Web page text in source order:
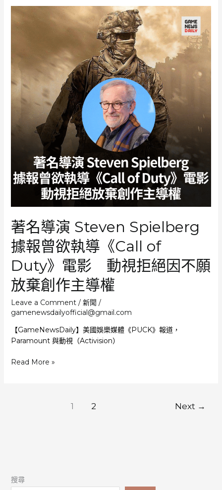
打
II》
劇
宣
布
已
備
三
集
著名導演 Steven Spielberg
據報曾欲執導《Call of
Duty》電影 動視拒絕因不願
放棄創作主導權
Leave a Comment / 新聞 /
gamenewsdailyofficial@gmail.com
【GameNewsDaily】美國娛樂媒體《PUCK》報道，
Paramount 與動視（Activision）
著
導
Read More »
1 2 Next →
搜尋